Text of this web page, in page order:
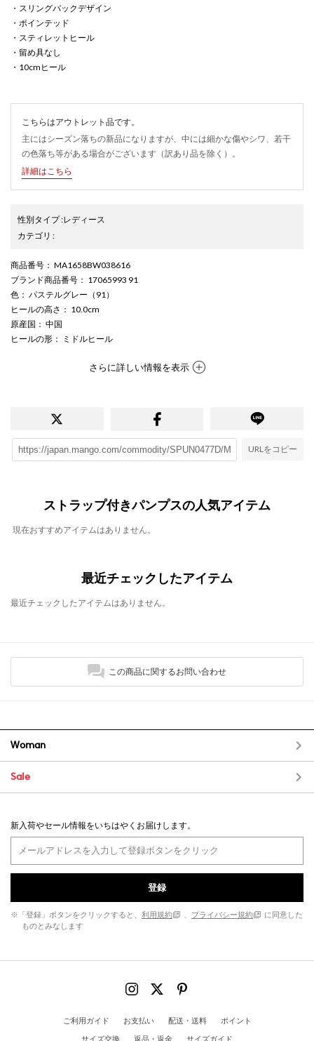
・スリングバックデザイン
・ポインテッド
・スティレットヒール
・留め具なし
・10cmヒール
こちらはアウトレット品です。
主にはシーズン落ちの新品になりますが、中には細かな傷やシワ、若干
の色落ち等がある場合がございます（訳あり品を除く）。
詳細はこちら
性別タイプ:レディース
カテゴリ :
商品番号 ： MA1658BW038616
ブランド商品番号 ： 17065993 91
色 ： パステルグレー（91）
ヒールの高さ ： 10.0cm
原産国 ： 中国
ヒールの形 ： ミドルヒール
さらに詳しい情報を表示
URLをコピー
ストラップ付きパンプスの人気アイテム
現在おすすめアイテムはありません。
最近チェックしたアイテム
最近チェックしたアイテムはありません。
この商品に関するお問い合わせ
Woman
Sale
新入荷やセール情報をいちはやくお届けします。
登録
※「登録」ボタンをクリックすると、 利用規約 、 プライバシー規約
に同意した
ものとみなします
ご利用ガイド お支払い 配送・送料
ポイント